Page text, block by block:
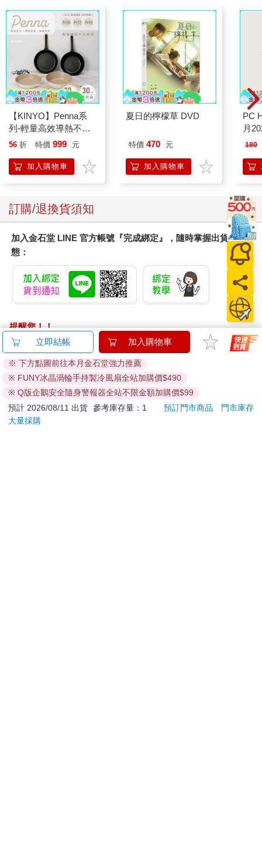
【KINYO】Penna系
列-輕量高效導熱不沾
平煎鍋30cm
56 折 特價 999 元
加入購物車
夏日的檸檬草 DVD
特價 470 元
加入購物車
PC
月
180
訂購/退換貨須知
加入金石堂 LINE 官方帳號『完成綁定』，隨時掌握出貨動
態：
提醒您！！
金石堂及銀行均不會請您操作ATM! 如接獲電話要求您前往
ATM提款機，請不要聽從指示，以免受騙上當！
退換貨須知：
**提醒您，鑑賞期不等於試用期，退回商品須為全新狀態**
依據「消費者保護法」第19條及行政院消費者保護處公告之
「通訊交易解除權合理例外情事適用準則」，以下商品購買
立即結帳 加入購物車
※ 下方點圖前往本月金石堂強力推薦
※ FUNY冰晶渦輪手持製冷風扇全站加購價$490
※ Q版企鵝安全隨身警報器全站不限金額加購價$99
預計 2026/08/11 出貨 參考庫存量：1 預訂門市商品
門市庫存
大量採購